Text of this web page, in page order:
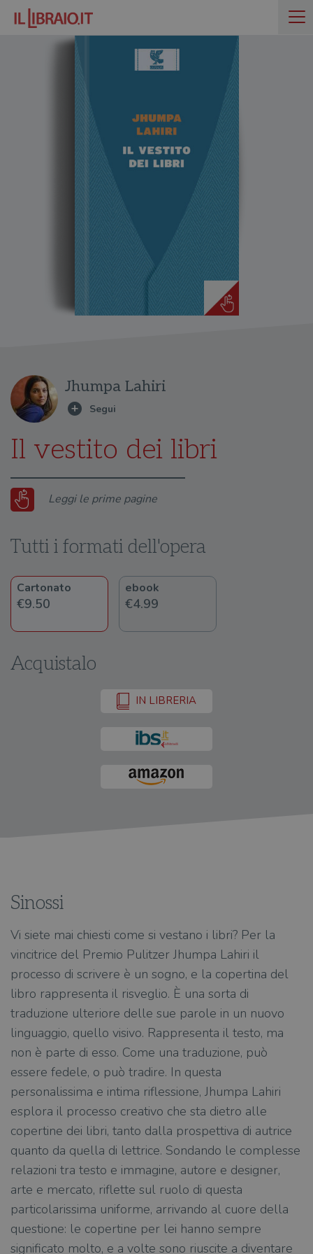
Jhumpa Lahiri
Il vestito dei libri
Leggi le prime pagine
Tutti i formati dell'opera
Cartonato
€9.50
ebook
€4.99
Acquistalo
IN LIBRERIA
Sinossi
Vi siete mai chiesti come si vestano i libri? Per la
vincitrice del Premio Pulitzer Jhumpa Lahiri il
processo di scrivere è un sogno, e la copertina del
libro rappresenta il risveglio. È una sorta di
traduzione ulteriore delle sue parole in un nuovo
linguaggio, quello visivo. Rappresenta il testo, ma
non è parte di esso. Come una traduzione, può
essere fedele, o può tradire. In questa
personalissima e intima riflessione, Jhumpa Lahiri
esplora il processo creativo che sta dietro alle
copertine dei libri, tanto dalla prospettiva di autrice
quanto da quella di lettrice. Sondando le complesse
relazioni tra testo e immagine, autore e designer,
arte e mercato, riflette sul ruolo di questa
particolarissima uniforme, arrivando al cuore della
questione: le copertine per lei hanno sempre
significato molto, e a volte sono riuscite a diventare